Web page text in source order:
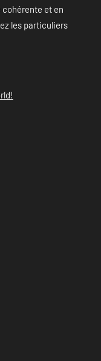
et en
les particuliers